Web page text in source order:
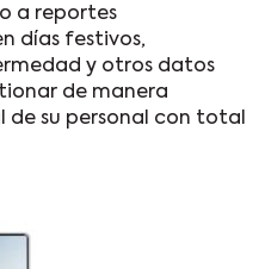
a reportes
días festivos,
y otros datos
de manera
su personal con total